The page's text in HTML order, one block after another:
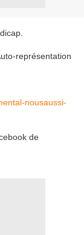
représentation
nousaussi-
de